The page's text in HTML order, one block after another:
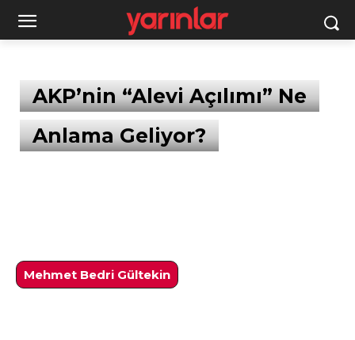
AKP’nin “Alevi Açılımı” Ne
Anlama Geliyor?
Mehmet Bedri Gültekin